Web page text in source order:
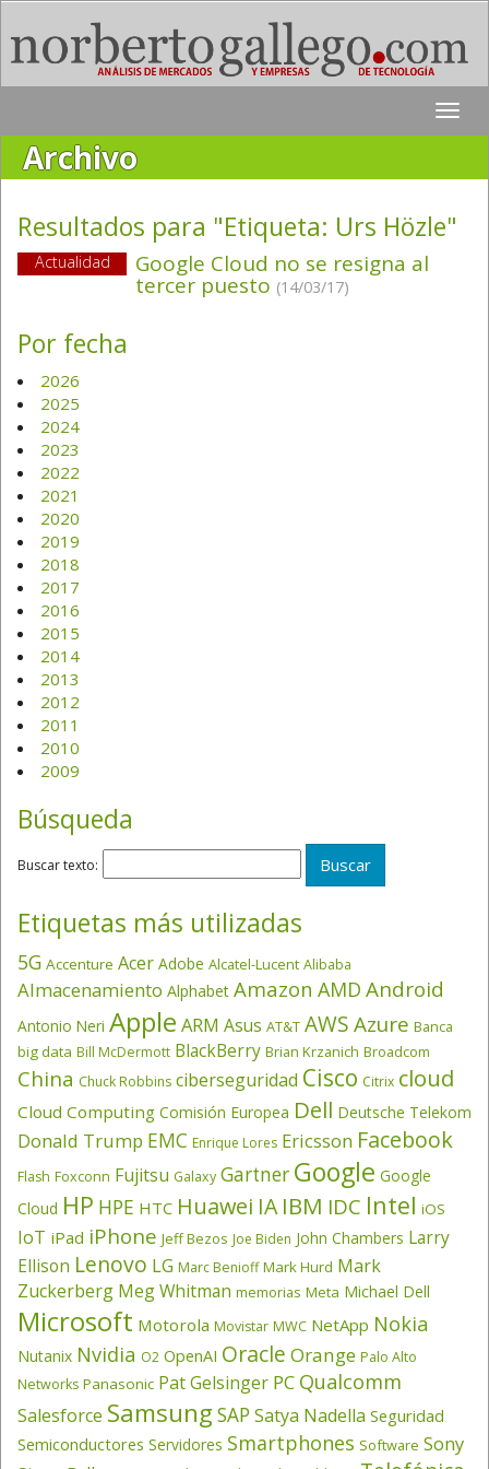
Toggle
Archivo
Resultados para "Etiqueta: Urs Hözle"
Actualidad Google Cloud no se resigna al
tercer puesto (14/03/17)
Por fecha
2026
2025
2024
2023
2022
2021
2020
2019
2018
2017
2016
2015
2014
2013
2012
2011
2010
2009
Búsqueda
Buscar texto:
Etiquetas más utilizadas
5G Accenture Acer Adobe Alcatel-Lucent Alibaba
Almacenamiento Alphabet Amazon AMD Android
Antonio Neri Apple ARM Asus AT&T AWSAzure Banca
big data Bill McDermott BlackBerry Brian Krzanich Broadcom
China Chuck Robbins ciberseguridad Cisco Citrix cloud
Cloud Computing Comisión Europea Dell Deutsche Telekom
Donald Trump EMC Enrique Lores Ericsson Facebook
Flash Foxconn Fujitsu Galaxy Gartner Google Google
Cloud HP HPE HTC Huawei IA IBM IDC Intel iOS
IoT iPad iPhone Jeff Bezos Joe Biden John Chambers Larry
Ellison Lenovo LG Marc Benioff Mark Hurd Mark
Zuckerberg Meg Whitman memorias Meta Michael Dell
Microsoft Motorola Movistar MWC NetApp Nokia
Nutanix Nvidia O2 OpenAI Oracle Orange Palo Alto
Networks Panasonic Pat Gelsinger PC Qualcomm
Salesforce Samsung SAP Satya Nadella Seguridad
Semiconductores Servidores Smartphones Software Sony